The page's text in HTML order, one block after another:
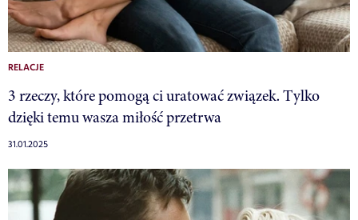
RELACJE
3 rzeczy, które pomogą ci uratować związek. Tylko
dzięki temu wasza miłość przetrwa
31.01.2025